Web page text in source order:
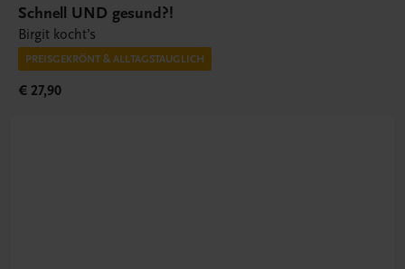
Schnell UND gesund?!
Birgit kocht’s
PREISGEKRÖNT & ALLTAGSTAUGLICH
€ 27,90